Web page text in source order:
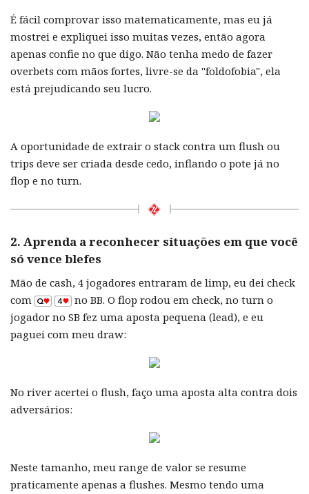
É fácil comprovar isso matematicamente, mas eu já
mostrei e expliquei isso muitas vezes, então agora
apenas confie no que digo. Não tenha medo de fazer
overbets com mãos fortes, livre-se da "foldofobia", ela
está prejudicando seu lucro.
A oportunidade de extrair o stack contra um flush ou
trips deve ser criada desde cedo, inflando o pote já no
flop e no turn.
2. Aprenda a reconhecer situações em que você
só vence blefes
Mão de cash, 4 jogadores entraram de limp, eu dei check
com
no BB. O flop rodou em check, no turn o
jogador no SB fez uma aposta pequena (lead), e eu
paguei com meu draw:
No river acertei o flush, faço uma aposta alta contra dois
adversários:
Neste tamanho, meu range de valor se resume
praticamente apenas a flushes. Mesmo tendo uma